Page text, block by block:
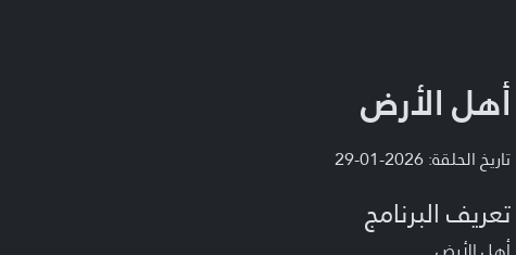
أهل الأرض
تاريخ الحلقة: 2026-01-29
تعريف البرنامج